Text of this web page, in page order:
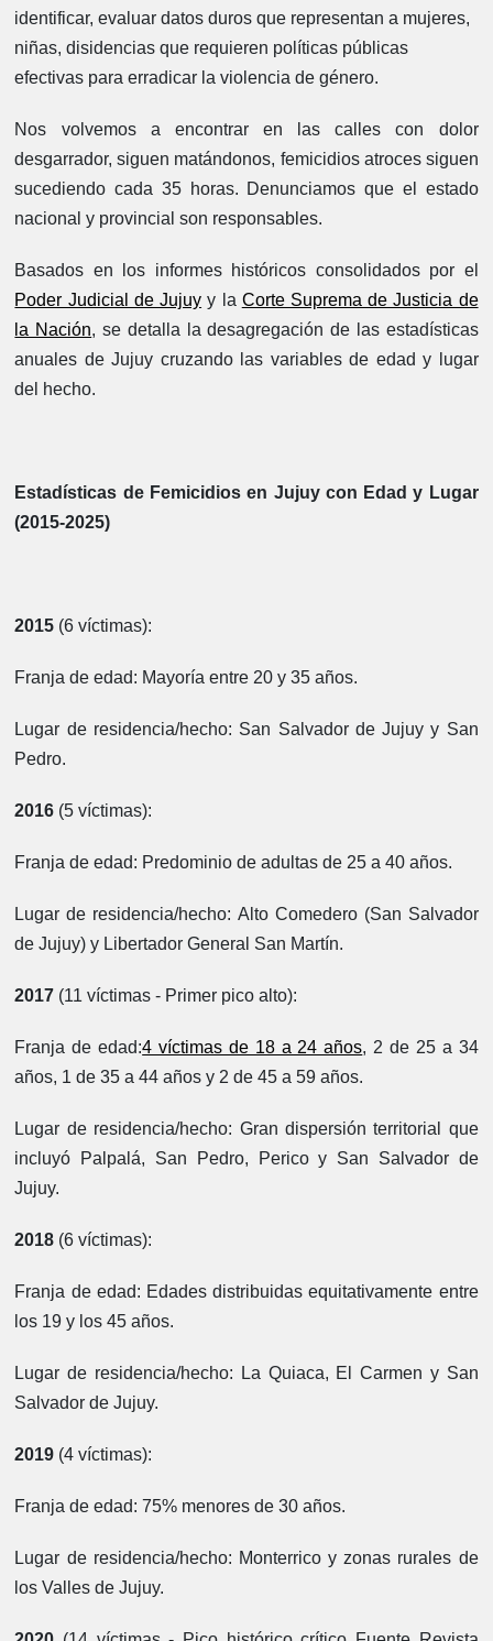
identificar, evaluar datos duros que representan a mujeres,
niñas, disidencias que requieren políticas públicas
efectivas para erradicar la violencia de género.
Nos volvemos a encontrar en las calles con dolor
desgarrador, siguen matándonos, femicidios atroces siguen
sucediendo cada 35 horas. Denunciamos que el estado
nacional y provincial son responsables.
Basados en los informes históricos consolidados por el
Poder Judicial de Jujuy y la Corte Suprema de Justicia de
la Nación, se detalla la desagregación de las estadísticas
anuales de Jujuy cruzando las variables de edad y lugar
del hecho.
Estadísticas de Femicidios en Jujuy con Edad y Lugar
(2015-2025)
2015 (6 víctimas):
Franja de edad: Mayoría entre 20 y 35 años.
Lugar de residencia/hecho: San Salvador de Jujuy y San
Pedro.
2016 (5 víctimas):
Franja de edad: Predominio de adultas de 25 a 40 años.
Lugar de residencia/hecho: Alto Comedero (San Salvador
de Jujuy) y Libertador General San Martín.
2017 (11 víctimas - Primer pico alto):
Franja de edad:4 víctimas de 18 a 24 años, 2 de 25 a 34
años, 1 de 35 a 44 años y 2 de 45 a 59 años.
Lugar de residencia/hecho: Gran dispersión territorial que
incluyó Palpalá, San Pedro, Perico y San Salvador de
Jujuy.
2018 (6 víctimas):
Franja de edad: Edades distribuidas equitativamente entre
los 19 y los 45 años.
Lugar de residencia/hecho: La Quiaca, El Carmen y San
Salvador de Jujuy.
2019 (4 víctimas):
Franja de edad: 75% menores de 30 años.
Lugar de residencia/hecho: Monterrico y zonas rurales de
los Valles de Jujuy.